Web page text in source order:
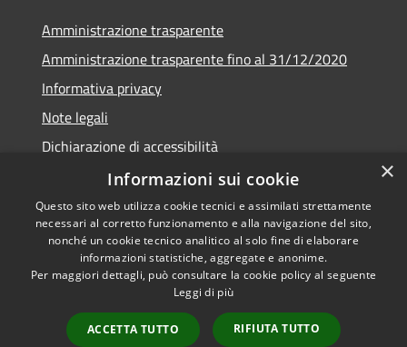
Amministrazione trasparente
Amministrazione trasparente fino al 31/12/2020
Informativa privacy
Note legali
Dichiarazione di accessibilità
Accessibilità
Privacy
Mappa del sito
Copyright © 2026 • Comune di
Teramo • Powered by
Municipium• Accesso
×
Informazioni sui cookie
Questo sito web utilizza cookie tecnici e assimilati strettamente
necessari al corretto funzionamento e alla navigazione del sito,
nonché un cookie tecnico analitico al solo fine di elaborare
informazioni statistiche, aggregate e anonime.
Per maggiori dettagli, può consultare la cookie policy al seguente
Leggi di più
ACCETTA TUTTO RIFIUTA TUTTO